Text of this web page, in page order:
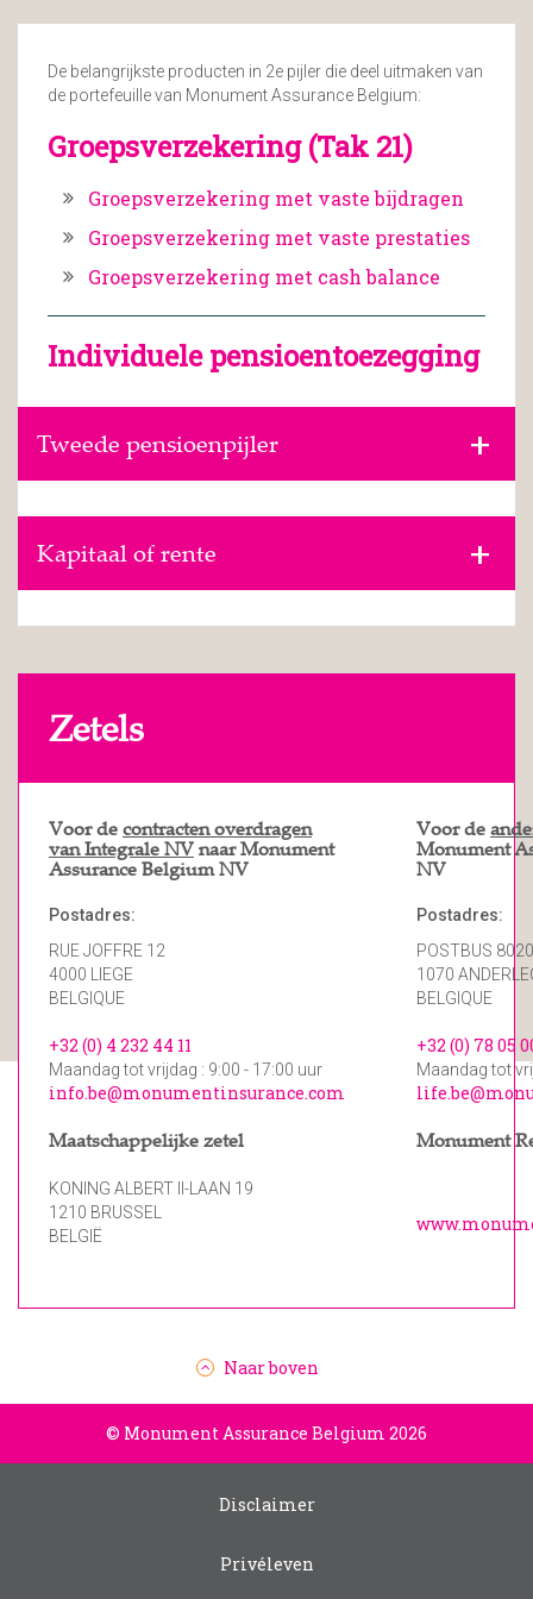
De belangrijkste producten in 2e pijler die deel uitmaken van
de portefeuille van Monument Assurance Belgium:
Groepsverzekering (Tak 21)
Groepsverzekering met vaste bijdragen
Groepsverzekering met vaste prestaties
Groepsverzekering met cash balance
Individuele pensioentoezegging
Tweede pensioenpijler
Kapitaal of rente
Zetels
Voor decontracten overdragen
van Integrale NVnaar Monument
Assurance Belgium NV
Voor de
Monument
NV
Postadres:
RUE JOFFRE 12
4000 LIEGE
BELGIQUE
Postadres:
POSTBUS
1070
BELGIQUE
+32 (0) 4 232 44 11
Maandag tot vrijdag : 9:00 - 17:00 uur
+32 (0) 78 05
Maandag tot
info.be@monumentinsurance.com
Maatschappelijke zetel Monument
KONING ALBERT II-LAAN 19
1210 BRUSSEL
BELGIË
Naar boven
© Monument Assurance Belgium 2026
Disclaimer
Privéleven